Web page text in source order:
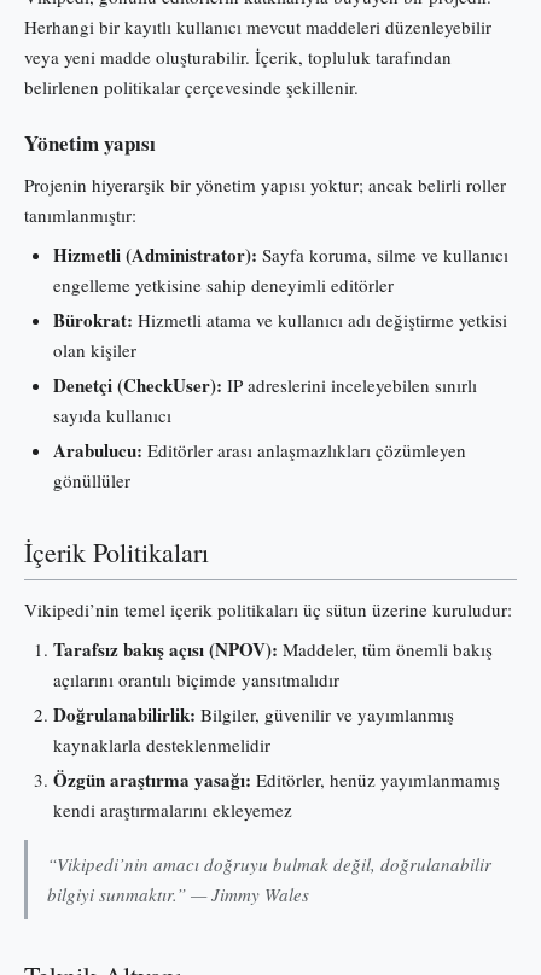
Herhangi bir kayıtlı kullanıcı mevcut maddeleri düzenleyebilir
veya yeni madde oluşturabilir. İçerik, topluluk tarafından
belirlenen politikalar çerçevesinde şekillenir.
Yönetim yapısı
Projenin hiyerarşik bir yönetim yapısı yoktur; ancak belirli roller
tanımlanmıştır:
Hizmetli (Administrator): Sayfa koruma, silme ve kullanıcı
engelleme yetkisine sahip deneyimli editörler
Bürokrat: Hizmetli atama ve kullanıcı adı değiştirme yetkisi
olan kişiler
Denetçi (CheckUser): IP adreslerini inceleyebilen sınırlı
sayıda kullanıcı
Arabulucu: Editörler arası anlaşmazlıkları çözümleyen
gönüllüler
İçerik Politikaları
Vikipedi’nin temel içerik politikaları üç sütun üzerine kuruludur:
Tarafsız bakış açısı (NPOV): Maddeler, tüm önemli bakış
açılarını orantılı biçimde yansıtmalıdır
Doğrulanabilirlik: Bilgiler, güvenilir ve yayımlanmış
kaynaklarla desteklenmelidir
Özgün araştırma yasağı: Editörler, henüz yayımlanmamış
kendi araştırmalarını ekleyemez
“Vikipedi’nin amacı doğruyu bulmak değil, doğrulanabilir
bilgiyi sunmaktır.” — Jimmy Wales